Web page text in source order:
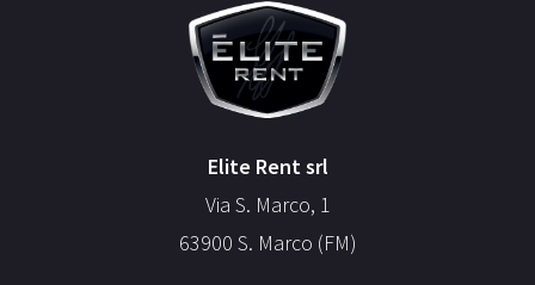
Elite Rent srl
Via S. Marco, 1
63900 S. Marco (FM)